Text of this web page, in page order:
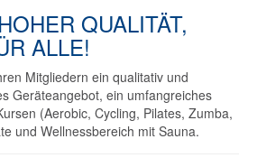
QUALITÄT,
ALLE!
Mitgliedern ein qualitativ und
Geräteangebot, ein umfangreiches
(Aerobic, Cycling, Pilates, Zumba,
und Wellnessbereich mit Sauna.